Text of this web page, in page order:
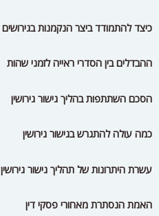
כיצד להתמודד ביצר הנקמנות בגירושים
ההבדלים בין הסדרי ראייה לזמני שהות
הסכם השתתפות בהליך גישור גירושין
כמה עולה להתגרש בגישור גירושין
עשרת היתרונות של תהליך גישור גירושין
האמת הנסתרת מאחורי פסקי דין